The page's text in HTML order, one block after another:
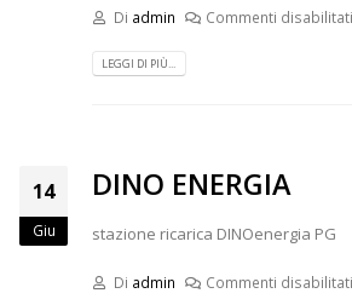
Di admin Commenti disabilitati
LEGGI DI PIÙ...
14
Giu
DINO ENERGIA
stazione ricarica DINOenergia PG
Di admin Commenti disabilitati